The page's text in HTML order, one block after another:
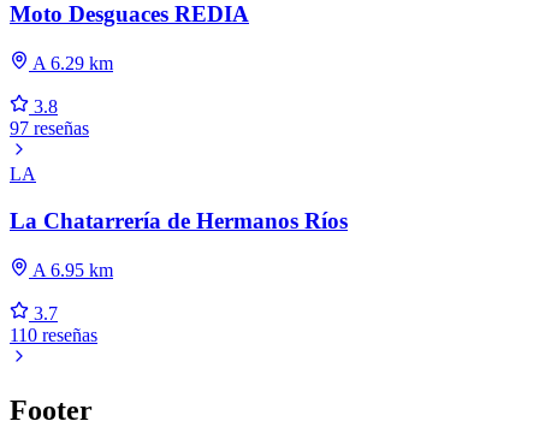
Moto Desguaces REDIA
A 6.29 km
3.8
97 reseñas
LA
La Chatarrería de Hermanos Ríos
A 6.95 km
3.7
110 reseñas
Footer